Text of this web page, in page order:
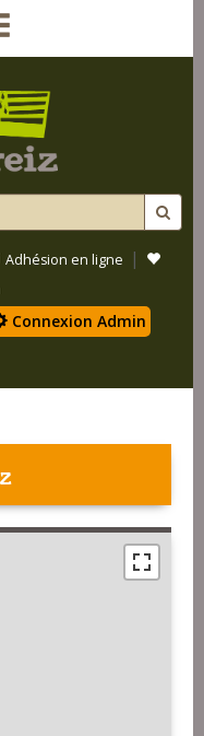
Adhésion en ligne |
Connexion Admin